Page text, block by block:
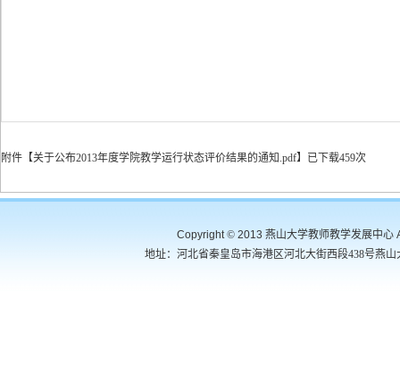
附件【关于公布2013年度学院教学运行状态评价结果的通知.pdf】 已下载459次
Copyright© 2013 燕山大学教师教学发展中心
地址： 河北省秦皇岛市海港区河北大街西段438号燕